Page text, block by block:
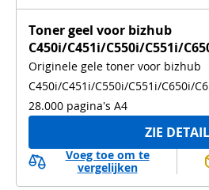
Toner geel voor bizhub
C450i/C451i/C550i/C551i/
Originele gele toner voor bizhub
C450i/C451i/C550i/C551i/C650i/
28.000 pagina's A4
ZIE DETAIL
Voeg toe om te
vergelijken